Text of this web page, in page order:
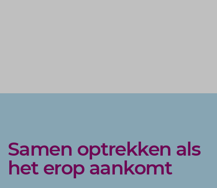
Samen optrekken als
het erop aankomt